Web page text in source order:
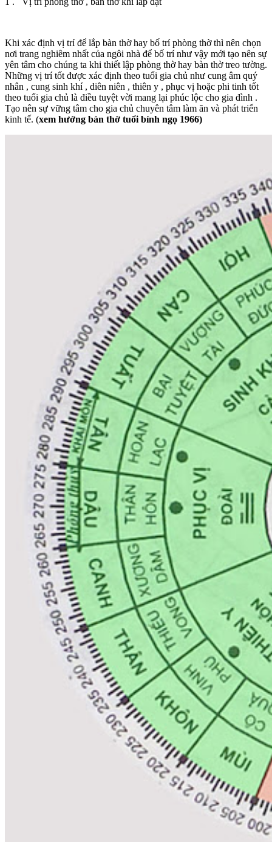
Khi xác định vị trí để lắp bàn thờ hay bố trí phòng thờ thì nên chọn
nơi trang nghiêm nhất của ngôi nhà để bố trí như vậy mới tạo nên sự
yên tâm cho chúng ta khi thiết lập phòng thờ hay bàn thờ treo tường.
Những vị trí tốt được xác định theo tuổi gia chủ như cung âm quý
nhân , cung sinh khí , diên niên , thiên y , phục vị hoặc phi tinh tốt
theo tuổi gia chủ là điều tuyệt vời mang lại phúc lộc cho gia đình .
Tạo nên sự vững tâm cho gia chủ chuyên tâm làm ăn và phát triển
kinh tế. (xem hướng bàn thờ tuổi bính ngọ 1966)